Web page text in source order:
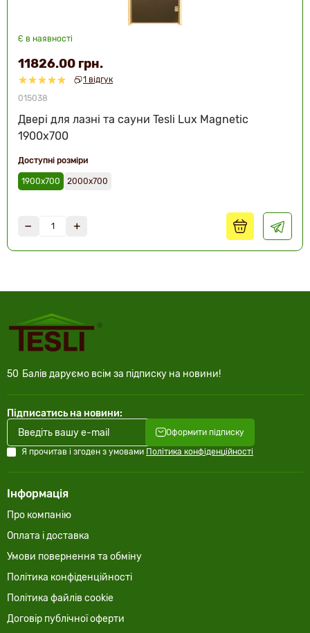
1 відгук
Є в наявності
015038
Двері для лазні та сауни Tesli Lux Magnetic
1900х700
11826.00 грн.
Доступні розміри
1900х700 2000х700
50 Балів даруємо всім за підписку на новини!
Підписатись на новини:
Оформити підписку
Я прочитав і згоден з умовами Політика конфіденційності
Інформація
Про компанію
Оплата і доставка
Умови повернення та обміну
Політика конфіденційності
Політика файлів cookie
Договір публічної оферти